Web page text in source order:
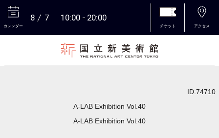
カレンダー
8 7 10:00 20:00
チケット アクセス
ID:74710
A-LAB Exhibition Vol.40
A-LAB Exhibition Vol.40